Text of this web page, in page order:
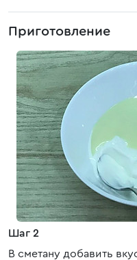
Приготовление
Шаг 2
В сметану добавить